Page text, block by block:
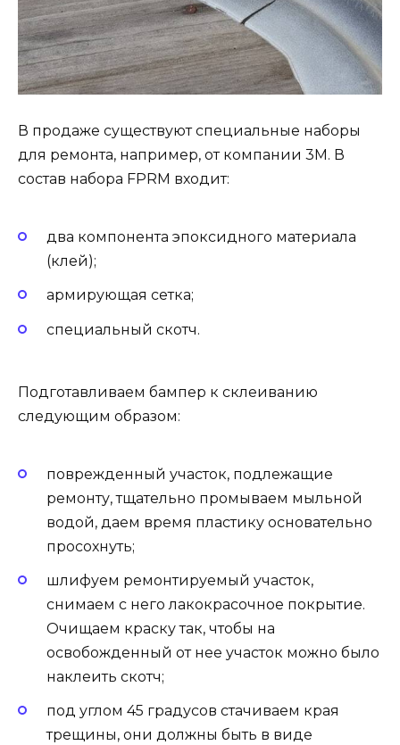
В продаже существуют специальные наборы
для ремонта, например, от компании 3M. В
состав набора FPRM входит:
два компонента эпоксидного материала
(клей);
армирующая сетка;
специальный скотч.
Подготавливаем бампер к склеиванию
следующим образом:
поврежденный участок, подлежащие
ремонту, тщательно промываем мыльной
водой, даем время пластику основательно
просохнуть;
шлифуем ремонтируемый участок,
снимаем с него лакокрасочное покрытие.
Очищаем краску так, чтобы на
освобожденный от нее участок можно было
наклеить скотч;
под углом 45 градусов стачиваем края
трещины, они должны быть в виде